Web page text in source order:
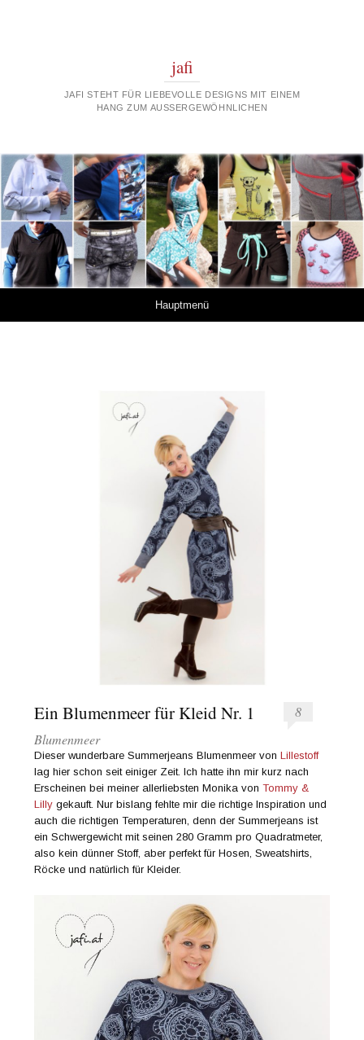
jafi
JAFI STEHT FÜR LIEBEVOLLE DESIGNS MIT EINEM
HANG ZUM AUSSERGEWÖHNLICHEN
Hauptmenü
Ein Blumenmeer für Kleid Nr. 1
8
Blumenmeer
Dieser wunderbare Summerjeans Blumenmeer vonLillestoff
lag hier schon seit einiger Zeit. Ich hatte ihn mir kurz nach
Erscheinen bei meiner allerliebsten Monika vonTommy &
Lilly gekauft. Nur bislang fehlte mir die richtige Inspiration und
auch die richtigen Temperaturen, denn der Summerjeans ist
ein Schwergewicht mit seinen 280 Gramm pro Quadratmeter,
also kein dünner Stoff, aber perfekt für Hosen, Sweatshirts,
Röcke und natürlich für Kleider.